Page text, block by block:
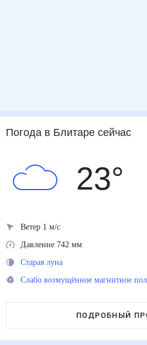
Погода в Блитаресейчас
23°
Ветер 1 м/с
Давление 742 мм
Старая луна
Слабо возмущённое магнитное
ПОДРОБНЫЙ